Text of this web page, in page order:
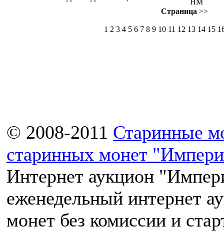
НМ
Страница >>
1 2 3 4 5 6 7 8 9 10 11 12 13 14 15
© 2008-2011 Старинные
старинных монет
Интернет аукцион
еженедельный интернет
монет без комиссии и